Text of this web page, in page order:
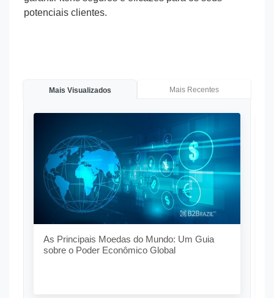
potenciais clientes.
Mais Visualizados Mais Recentes
As Principais Moedas do Mundo: Um Guia
sobre o Poder Econômico Global